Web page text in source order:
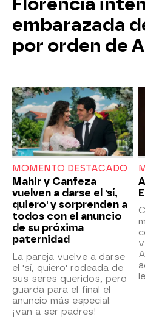
Florencia
embarazada
por orden de
MOMENTO DESTACADO
Mahir y Canfeza
vuelven a darse el 'sí,
quiero' y sorprenden a
todos con el anuncio
de su próxima
paternidad
La pareja vuelve a darse
el 'sí, quiero' rodeada de
sus seres queridos, pero
guarda para el final el
anuncio más especial:
¡van a ser padres!